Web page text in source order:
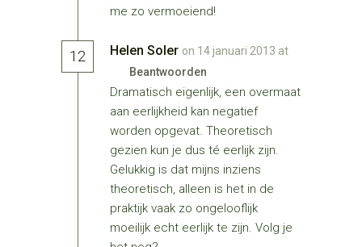
me zo vermoeiend!
12 Helen Soler on 14 januari 2013 at
Beantwoorden
Dramatisch eigenlijk, een overmaat
aan eerlijkheid kan negatief
worden opgevat. Theoretisch
gezien kun je dus té eerlijk zijn.
Gelukkig is dat mijns inziens
theoretisch, alleen is het in de
praktijk vaak zo ongelooflijk
moeilijk echt eerlijk te zijn. Volg je